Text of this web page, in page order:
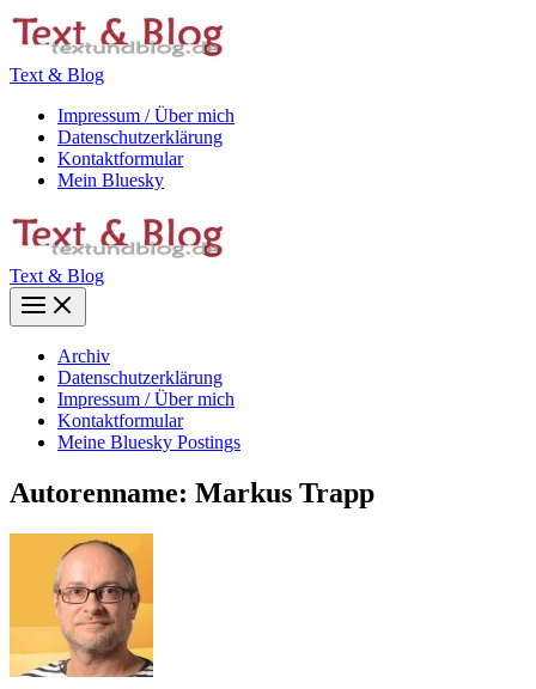
Zum
Inhalt
Text & Blog
Impressum / Über mich
Datenschutzerklärung
Kontaktformular
Mein Bluesky
Text & Blog
Main
Menu
Archiv
Datenschutzerklärung
Impressum / Über mich
Kontaktformular
Meine Bluesky Postings
Autorenname: Markus Trapp